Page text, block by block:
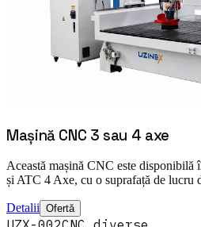
Mașină CNC 3 sau 4 axe
Această mașină CNC este
și ATC 4 Axe, cu o suprafață de
Detalii Ofertă